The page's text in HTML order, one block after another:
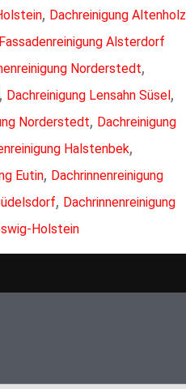
, Dachreinigung Altenholz
Fassadenreinigung Alsterdorf
Norderstedt,
, Dachreinigung Lensahn Süsel,
Norderstedt, Dachreinigung
Halstenbek,
Eutin, Dachrinnenreinigung
, Dachrinnenreinigung
Holstein